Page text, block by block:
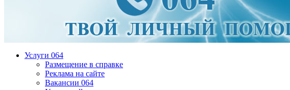
Услуги 064
Размещение в справке
Реклама на сайте
Вакансии 064